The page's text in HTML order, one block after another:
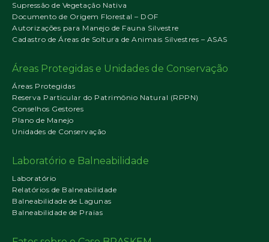
Supressão de Vegetação Nativa
Documento de Origem Florestal – DOF
Autorizações para Manejo de Fauna Silvestre
Cadastro de Áreas de Soltura de Animais Silvestres – ASAS
Áreas Protegidas e Unidades de Conservação
Áreas Protegidas
Reserva Particular do Patrimônio Natural (RPPN)
Conselhos Gestores
Plano de Manejo
Unidades de Conservação
Laboratório e Balneabilidade
Laboratório
Relatórios de Balneabilidade
Balneabilidade de Lagunas
Balneabilidade de Praias